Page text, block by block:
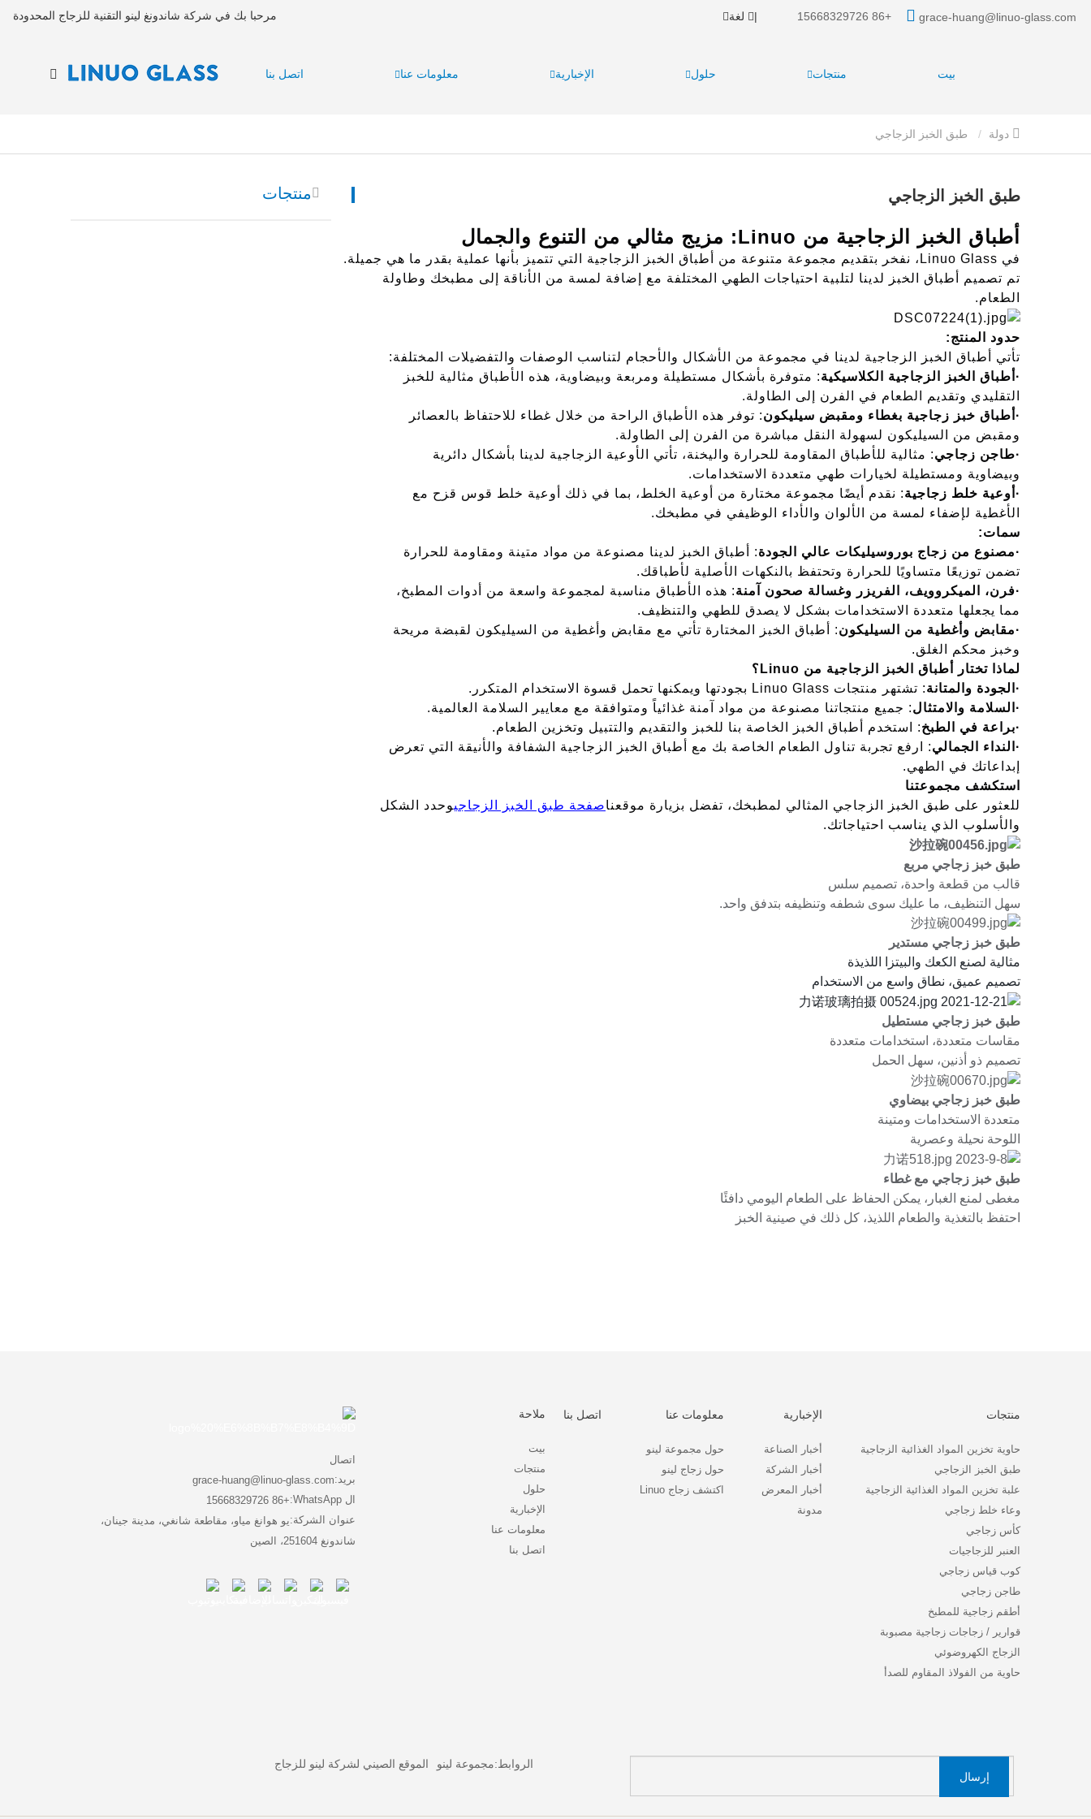
مرحبا بك في شركة شاندونغ لينو التقنية للزجاج المحدودة grace-huang@linuo-glass.com
+86 15668329726
| لغة
بيت منتجات حلول الإخبارية معلومات عنا اتصل بنا
منتجات طبق الخبز الزجاجي
أطباق الخبز الزجاجية من Linuo: مزيج مثالي من التنوع والجمال
في Linuo Glass، نفخر بتقديم مجموعة متنوعة من أطباق الخبز الزجاجية التي تتميز بأنها عملية بقدر ما هي جميلة.
تم تصميم أطباق الخبز لدينا لتلبية احتياجات الطهي المختلفة مع إضافة لمسة من الأناقة إلى مطبخك وطاولة
الطعام.
حدود المنتج:
تأتي أطباق الخبز الزجاجية لدينا في مجموعة من الأشكال والأحجام لتناسب الوصفات والتفضيلات المختلفة:
· أطباق الخبز الزجاجية الكلاسيكية: متوفرة بأشكال مستطيلة ومربعة وبيضاوية، هذه الأطباق مثالية للخبز
التقليدي وتقديم الطعام في الفرن إلى الطاولة.
· أطباق خبز زجاجية بغطاء ومقبض سيليكون: توفر هذه الأطباق الراحة من خلال غطاء للاحتفاظ بالعصائر
ومقبض من السيليكون لسهولة النقل مباشرة من الفرن إلى الطاولة.
·طاجن زجاجي: مثالية للأطباق المقاومة للحرارة واليخنة، تأتي الأوعية الزجاجية لدينا بأشكال دائرية
وبيضاوية ومستطيلة لخيارات طهي متعددة الاستخدامات.
· أوعية خلط زجاجية: نقدم أيضًا مجموعة مختارة من أوعية الخلط، بما في ذلك أوعية خلط قوس قزح مع
الأغطية لإضفاء لمسة من الألوان والأداء الوظيفي في مطبخك.
سمات:
·مصنوع من زجاج بوروسيليكات عالي الجودة: أطباق الخبز لدينا مصنوعة من مواد متينة ومقاومة للحرارة
تضمن توزيعًا متساويًا للحرارة وتحتفظ بالنكهات الأصلية لأطباقك.
·فرن، الميكروويف، الفريزر وغسالة صحون آمنة: هذه الأطباق مناسبة لمجموعة واسعة من أدوات المطبخ،
مما يجعلها متعددة الاستخدامات بشكل لا يصدق للطهي والتنظيف.
·مقابض وأغطية من السيليكون: أطباق الخبز المختارة تأتي مع مقابض وأغطية من السيليكون لقبضة مريحة
وخبز محكم الغلق.
لماذا تختار أطباق الخبز الزجاجية من Linuo؟
· الجودة والمتانة: تشتهر منتجات Linuo Glass بجودتها ويمكنها تحمل قسوة الاستخدام المتكرر.
· السلامة والامتثال: جميع منتجاتنا مصنوعة من مواد آمنة غذائياً ومتوافقة مع معايير السلامة العالمية.
·براعة في الطبخ: استخدم أطباق الخبز الخاصة بنا للخبز والتقديم والتتبيل وتخزين الطعام.
· النداء الجمالي: ارفع تجربة تناول الطعام الخاصة بك مع أطباق الخبز الزجاجية الشفافة والأنيقة التي تعرض
إبداعاتك في الطهي.
استكشف مجموعتنا
للعثور على طبق الخبز الزجاجي المثالي لمطبخك، تفضل بزيارة موقعناصفحة طبق الخبز الزجاجيوحدد الشكل
والأسلوب الذي يناسب احتياجاتك.
طبق خبز زجاجي مربع
قالب من قطعة واحدة، تصميم سلس
سهل التنظيف، ما عليك سوى شطفه وتنظيفه بتدفق واحد.
طبق خبز زجاجي مستدير
مثالية لصنع الكعك والبيتزا اللذيذة
تصميم عميق، نطاق واسع من الاستخدام
طبق خبز زجاجي مستطيل
مقاسات متعددة، استخدامات متعددة
تصميم ذو أذنين، سهل الحمل
طبق خبز زجاجي بيضاوي
متعددة الاستخدامات ومتينة
اللوحة نحيلة وعصرية
طبق خبز زجاجي مع غطاء
مغطى لمنع الغبار، يمكن الحفاظ على الطعام اليومي دافئًا
احتفظ بالتغذية والطعام اللذيذ، كل ذلك في صينية الخبز
اتصال
بريد:grace-huang@linuo-glass.com
ال WhatsApp:
+86 15668329726
عنوان الشركة:يو هوانغ مياو، مقاطعة شانغي، مدينة جينان،
شاندونغ 251604، الصين
ملاحة
بيت
منتجات
حلول
الإخبارية
معلومات عنا
اتصل بنا
منتجات
حاوية تخزين المواد الغذائية الزجاجية
طبق الخبز الزجاجي
علبة تخزين المواد الغذائية الزجاجية
وعاء خلط زجاجي
كأس زجاجي
العنبر للزجاجيات
كوب قياس زجاجي
طاجن زجاجي
أطقم زجاجية للمطبخ
قوارير / زجاجات زجاجية مصبوبة
الزجاج الكهروضوئي
حاوية من الفولاذ المقاوم للصدأ
الإخبارية
أخبار الصناعة
أخبار الشركة
أخبار المعرض
مدونة
معلومات عنا
حول مجموعة لينو
حول زجاج لينو
اكتشف زجاج Linuo
اتصل بنا
الروابط:مجموعة لينو
الموقع الصيني لشركة لينو للزجاج
إرسال